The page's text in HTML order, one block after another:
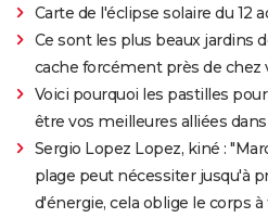
Carte de l'éclipse solaire du 12
Ce sont les plus beaux jardins
cache forcément près de chez
Voici pourquoi les pastilles
être vos meilleures alliées
Sergio Lopez Lopez, kiné :
plage peut nécessiter jusqu'à
d'énergie, cela oblige le corps